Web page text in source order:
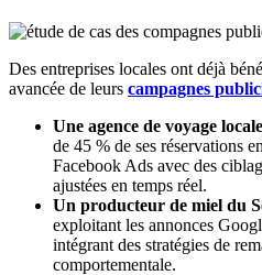
Des entreprises locales ont déjà
avancée de leurs campagnes
Une agence de voyage locale
de 45 % de ses réservations
Facebook Ads avec des
ajustées en temps réel.
Un producteur de miel du
exploitant les annonces
intégrant des stratégies de
comportementale.